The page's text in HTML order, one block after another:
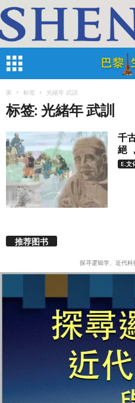
家 标签 光緒年 武訓
标签: 光緒年 武訓
千
絕
E.文
推荐图书
探寻逻辑学、近代